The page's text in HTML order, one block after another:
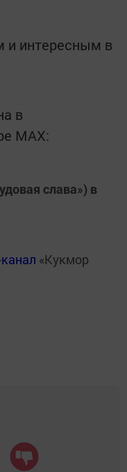
интересным в
в
MАХ:
слава») в
«Кукмор